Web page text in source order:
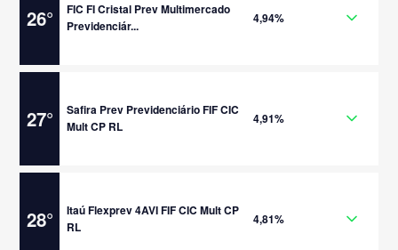
26°
FIC FI Cristal Prev Multimercado
Previdenciár...
4,94%
27°
Safira Prev Previdenciário FIF CIC
Mult CP RL
4,91%
28°
Itaú Flexprev 4AVI FIF CIC Mult CP
RL
4,81%